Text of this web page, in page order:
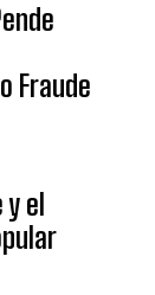
Fraude
el